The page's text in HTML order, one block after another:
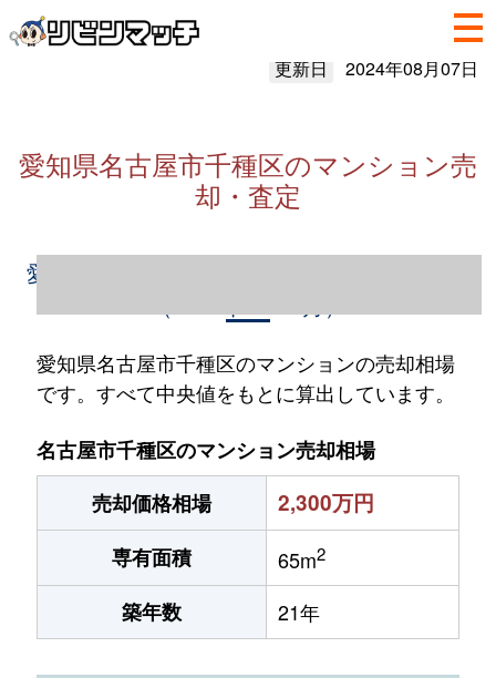
更新日 2024年08月07日
愛知県名古屋市千種区のマンション売
却・査定
愛知県名古屋市千種区のマンション売却情報
愛知県名古屋市千種区のマンションの売却相場
です。すべて中央値をもとに算出しています。
名古屋市千種区のマンション売却相場
売却価格相場
2,300万円
専有面積 65m2
築年数 21年